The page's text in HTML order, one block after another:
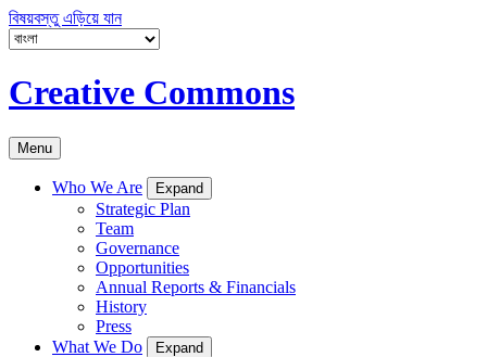
বিষয়বস্তু এড়িয়ে যান
Creative Commons
Menu
Who We Are Expand
Strategic Plan
Team
Governance
Opportunities
Annual Reports & Financials
History
Press
What We Do
Expand